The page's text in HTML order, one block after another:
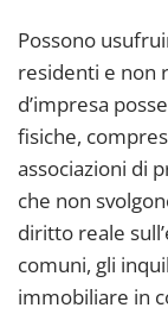
Possono
residenti e non
d’impresa
fisiche,
associazioni di
che non
diritto reale
comuni, gli
immobiliare in